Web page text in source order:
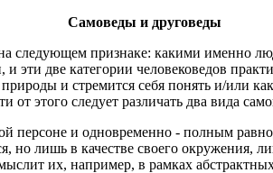
Самоведы и друговеды
следующем признаке: какими именно
эти две категории человековедов
и стремится себя понять и/или
этого следует различать два вида
персоне и одновременно - полным
но лишь в качестве своего окружения,
их, например, в рамках